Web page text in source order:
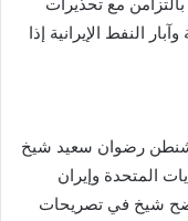
النفط الإيرانية إذا
رضوان سعيد شيخ
المتحدة وإيران
شيخ في تصريحات